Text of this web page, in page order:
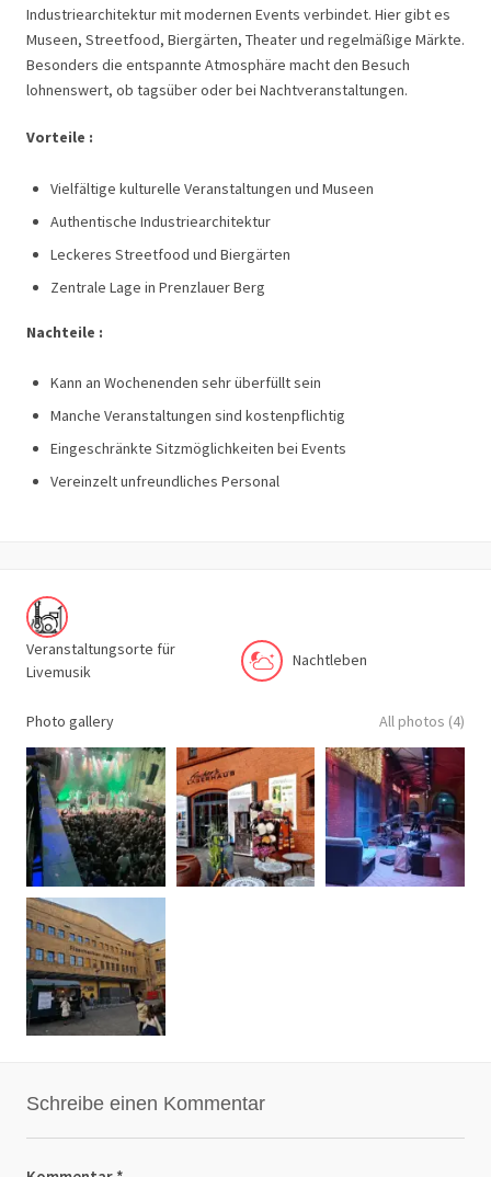
Industriearchitektur mit modernen Events verbindet. Hier gibt es
Museen, Streetfood, Biergärten, Theater und regelmäßige Märkte.
Besonders die entspannte Atmosphäre macht den Besuch
lohnenswert, ob tagsüber oder bei Nachtveranstaltungen.
Vorteile :
Vielfältige kulturelle Veranstaltungen und Museen
Authentische Industriearchitektur
Leckeres Streetfood und Biergärten
Zentrale Lage in Prenzlauer Berg
Nachteile :
Kann an Wochenenden sehr überfüllt sein
Manche Veranstaltungen sind kostenpflichtig
Eingeschränkte Sitzmöglichkeiten bei Events
Vereinzelt unfreundliches Personal
Veranstaltungsorte für
Livemusik
Nachtleben
Photo gallery All photos (4)
Schreibe einen Kommentar